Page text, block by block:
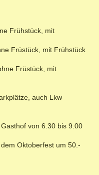
Frühstück, mit
Früstück, mit Frühstück
Früstück, mit
auch Lkw
von 6.30 bis 9.00
Oktoberfest um 50.-